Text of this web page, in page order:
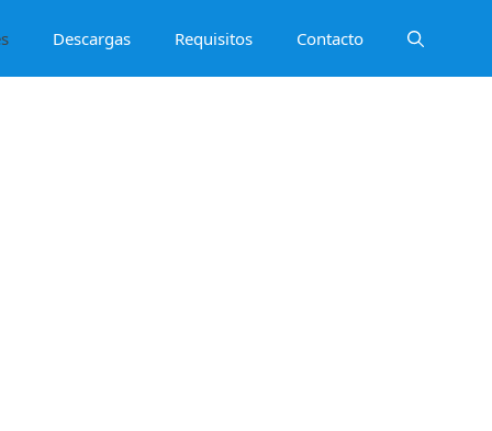
Descargas Requisitos Contacto